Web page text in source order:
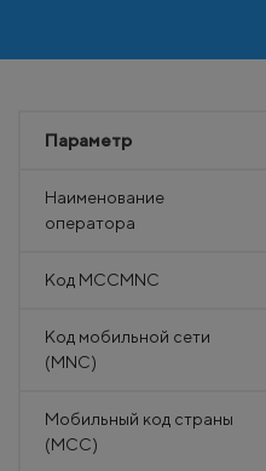
Параметр
Наименование
оператора
Код MCCMNC
Код мобильной сети
(MNC)
Мобильный код страны
(MCC)